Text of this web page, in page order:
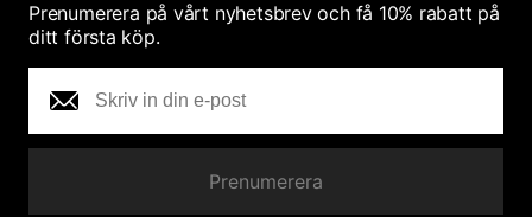
Prenumerera på vårt nyhetsbrev och få 10% rabatt på
ditt första köp.
Prenumerera